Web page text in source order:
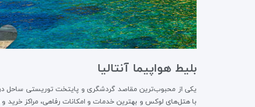
بلیط هواپیما آنتالیا
یکی از محبوب‌ترین مقاصد گردشگری و پایتخت توریستی ساحل
با هتل‌های لوکس و بهترین خدمات و امکانات رفاهی، مراکز خرید